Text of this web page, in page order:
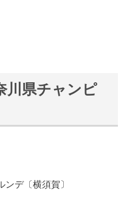
川県チャンピ
デ〔横須賀〕